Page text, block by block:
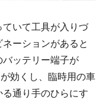
いて工具が入りづ
ーションがあると
ッテリー端子が
効くし、臨時用の車
通り手のひらにす